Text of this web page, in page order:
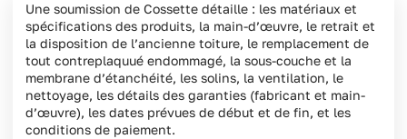
Une soumission de Cossette détaille : les matériaux et
spécifications des produits, la main-d’œuvre, le retrait et
la disposition de l’ancienne toiture, le remplacement de
tout contreplaquué endommagé, la sous-couche et la
membrane d’étanchéité, les solins, la ventilation, le
nettoyage, les détails des garanties (fabricant et main-
d’œuvre), les dates prévues de début et de fin, et les
conditions de paiement.